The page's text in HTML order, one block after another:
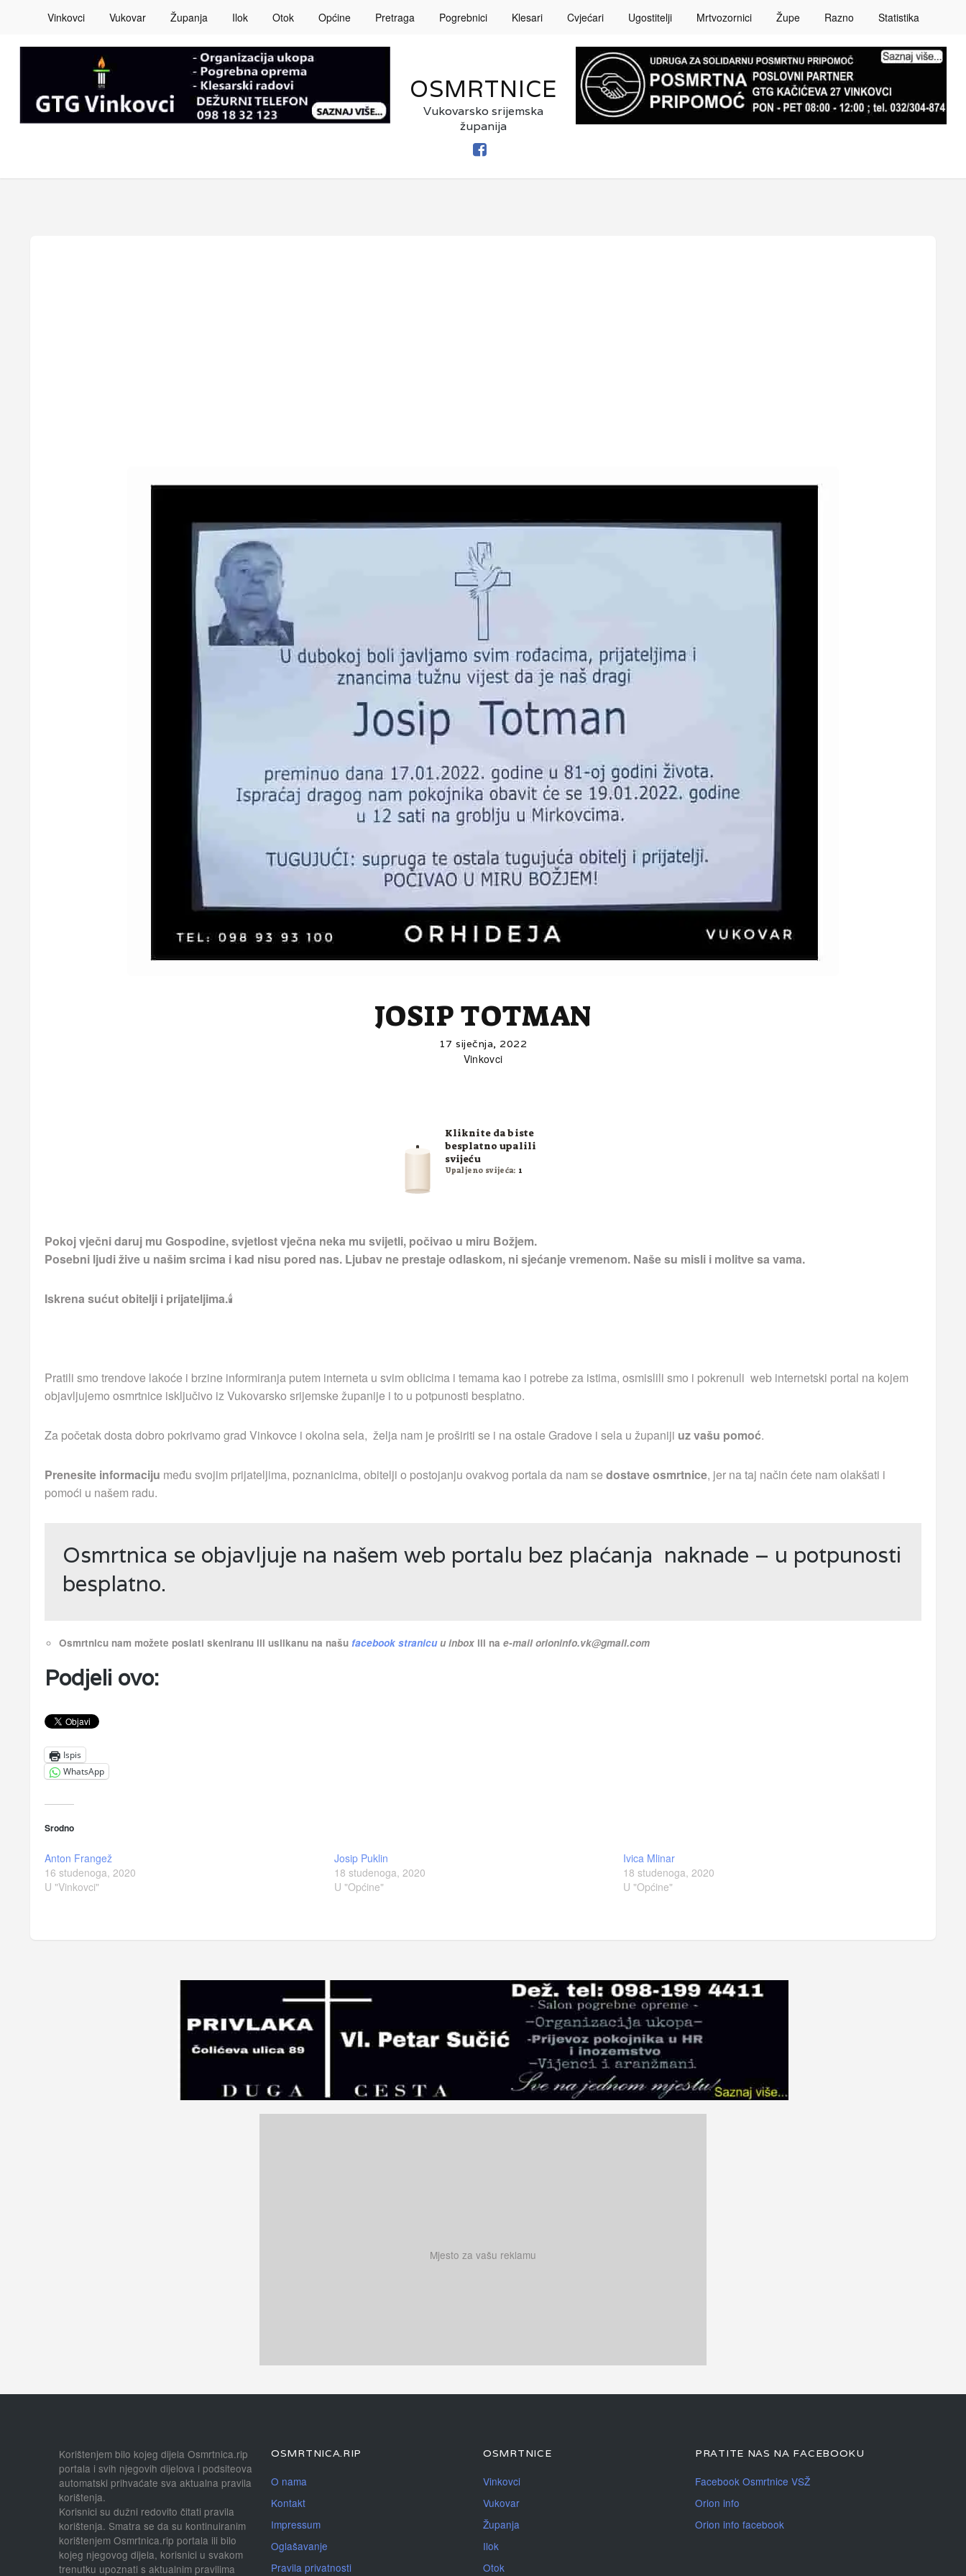
Vinkovci Vukovar Županja Ilok Otok Općine Pretraga Pogrebnici Klesari Cvjećari Ugostitelji Mrtvozornici Župe Razno Statistika
OSMRTNICE
Vukovarsko srijemska
županija
JOSIP TOTMAN
17 siječnja, 2022
Vinkovci
Kliknite da biste
besplatno upalili
svijeću
Upaljeno svijeća: 1
Pokoj vječni daruj mu Gospodine, svjetlost vječna neka mu svijetli, počivao u miru Božjem.
Posebni ljudi žive u našim srcima i kad nisu pored nas. Ljubav ne prestaje odlaskom, ni sjećanje vremenom. Naše su misli i molitve sa vama.
Iskrena sućut obitelji i prijateljima.🕯
Pratili smo trendove lakoće i brzine informiranja putem interneta u svim oblicima i temama kao i potrebe za istima, osmislili smo i pokrenuli web internetski portal na kojem
objavljujemo osmrtnice isključivo iz Vukovarsko srijemske županije i to u potpunosti besplatno.
Za početak dosta dobro pokrivamo grad Vinkovce i okolna sela, želja nam je proširiti se i na ostale Gradove i sela u županiji uz vašu pomoć.
Prenesite informaciju među svojim prijateljima, poznanicima, obitelji o postojanju ovakvog portala da nam sedostave osmrtnice, jer na taj način ćete nam olakšati i
pomoći u našem radu.
Osmrtnica se objavljuje na našem web portalu bez plaćanja naknade – u potpunosti
besplatno.
Osmrtnicu nam možete poslati skeniranu ili uslikanu na našufacebook stranicuu inbox ili nae-mailorioninfo.vk@gmail.com
Podjeli ovo:
Ispis
WhatsApp
Srodno
Anton Frangež
16 studenoga, 2020
U "Vinkovci"
Josip Puklin
18 studenoga, 2020
U "Općine"
Ivica Mlinar
18 studenoga, 2020
U "Općine"
Mjesto za vašu reklamu
Korištenjem bilo kojeg dijela Osmrtnica.rip
portala i svih njegovih dijelova i podsiteova
automatski prihvaćate sva aktualna pravila
korištenja.
Korisnici su dužni redovito čitati pravila
korištenja. Smatra se da su kontinuiranim
korištenjem Osmrtnica.rip portala ili bilo
kojeg njegovog dijela, korisnici u svakom
trenutku upoznati s aktualnim pravilima
OSMRTNICA.RIP
O nama
Kontakt
Impressum
Oglašavanje
Pravila privatnosti
OSMRTNICE
Vinkovci
Vukovar
Županja
Ilok
Otok
PRATITE NAS NA FACEBOOKU
Facebook Osmrtnice VSŽ
Orion info
Orion info facebook